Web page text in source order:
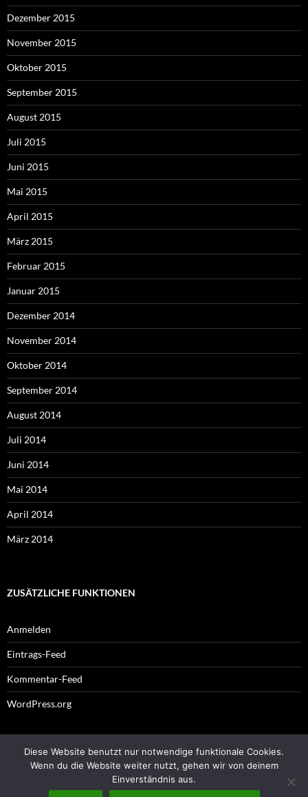
Dezember 2015
November 2015
Oktober 2015
September 2015
August 2015
Juli 2015
Juni 2015
Mai 2015
April 2015
März 2015
Februar 2015
Januar 2015
Dezember 2014
November 2014
Oktober 2014
September 2014
August 2014
Juli 2014
Juni 2014
Mai 2014
April 2014
März 2014
ZUSÄTZLICHE FUNKTIONEN
Anmelden
Eintrags-Feed
Kommentar-Feed
WordPress.org
Impressum
Diese Website benutzt nur notwendige funktionale Cookies.
Wenn du die Website weiter nutzt, gehen wir von deinem
Einverständnis aus.